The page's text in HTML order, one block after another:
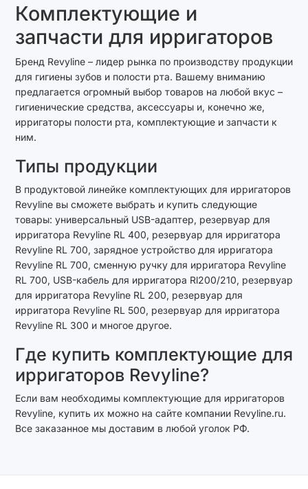
Комплектующие и
запчасти для ирригаторов
Бренд Revyline – лидер рынка по производству продукции
для гигиены зубов и полости рта. Вашему вниманию
предлагается огромный выбор товаров на любой вкус –
гигиенические средства, аксессуары и, конечно же,
ирригаторы полости рта, комплектующие и запчасти к
ним.
Типы продукции
В продуктовой линейке комплектующих для ирригаторов
Revyline вы сможете выбрать и купить следующие
товары: универсальный USB-адаптер, резервуар для
ирригатора Revyline RL 400, резервуар для ирригатора
Revyline RL 700, зарядное устройство для ирригатора
Revyline RL 700, сменную ручку для ирригатора Revyline
RL 700, USB-кабель для ирригатора Rl200/210, резервуар
для ирригатора Revyline RL 200, резервуар для
ирригатора Revyline RL 500, резервуар для ирригатора
Revyline RL 300 и многое другое.
Где купить комплектующие для
ирригаторов Revyline?
Если вам необходимы комплектующие для ирригаторов
Revyline, купить их можно на сайте компании Revyline.ru.
Все заказанное мы доставим в любой уголок РФ.